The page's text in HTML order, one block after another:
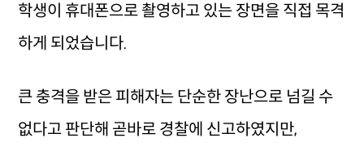
학생이 휴대폰으로 촬영하고 있는 장면을 직접 목격
하게 되었습니다.
큰 충격을 받은 피해자는 단순한 장난으로 넘길 수
없다고 판단해 곧바로 경찰에 신고하였지만,